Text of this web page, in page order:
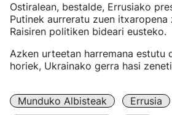
Ostiralean, bestalde, Errusiako
Putinek aurreratu zuen itxaropena
Raisiren politiken bideari eusteko.
Azken urteetan harremana estutu
horiek, Ukrainako gerra hasi
Munduko Albisteak
Errusia